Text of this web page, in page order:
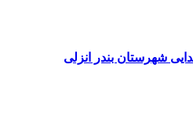
شهرستان بندر انزلی